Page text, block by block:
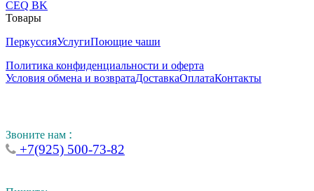
CEQ BK
Товары
ПеркуссияУслугиПоющие чаши
Политика конфиденциальности и оферта
Условия обмена и возвратаДоставкаОплатаКонтакты
Звоните нам :
+7(925) 500-73-82